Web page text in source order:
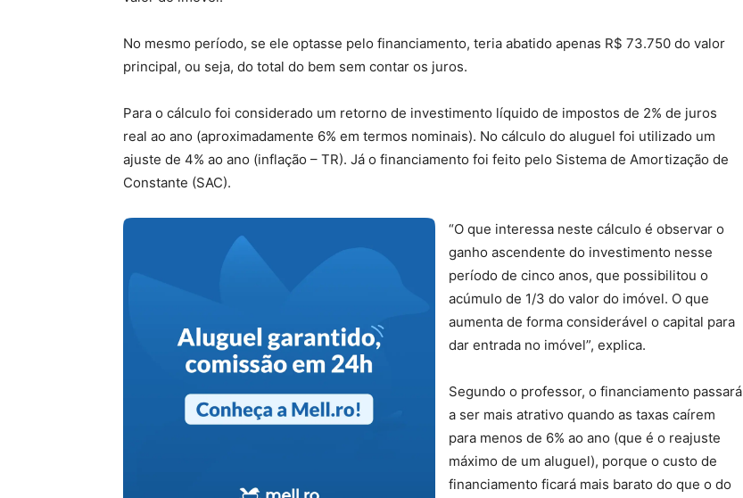
No mesmo período, se ele optasse pelo financiamento, teria abatido apenas R$ 73.750 do valor
principal, ou seja, do total do bem sem contar os juros.
Para o cálculo foi considerado um retorno de investimento líquido de impostos de 2% de juros
real ao ano (aproximadamente 6% em termos nominais). No cálculo do aluguel foi utilizado um
ajuste de 4% ao ano (inflação – TR). Já o financiamento foi feito pelo Sistema de Amortização de
Constante (SAC).
“O que interessa neste cálculo é observar o
ganho ascendente do investimento nesse
período de cinco anos, que possibilitou o
acúmulo de 1/3 do valor do imóvel. O que
aumenta de forma considerável o capital para
dar entrada no imóvel”, explica.
Segundo o professor, o financiamento passará
a ser mais atrativo quando as taxas caírem
para menos de 6% ao ano (que é o reajuste
máximo de um aluguel), porque o custo de
financiamento ficará mais barato do que o do